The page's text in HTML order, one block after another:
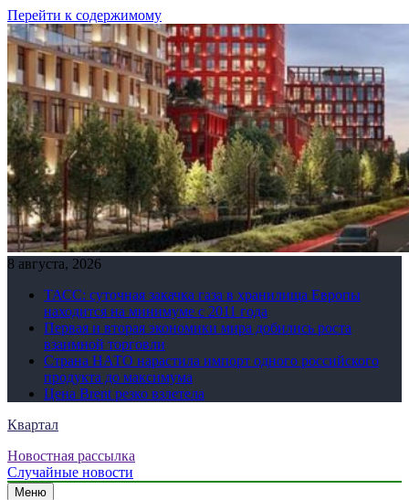
Перейти к содержимому
8 августа, 2026
ТАСС: суточная закачка газа в хранилища Европы
находится на минимуме с 2011 года
Первая и вторая экономики мира добились роста
взаимной торговли
Страна НАТО нарастила импорт одного российского
продукта до максимума
Цена Brent резко взлетела
Квартал
Новостная рассылка
Случайные новости
Меню